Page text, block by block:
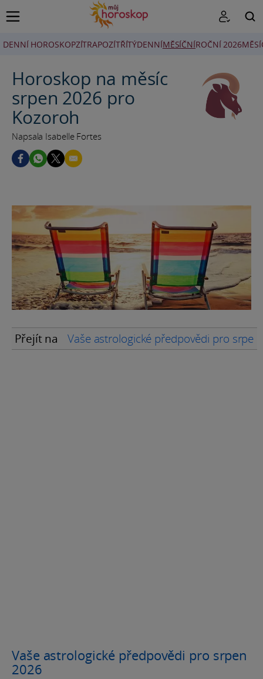
DENNÍ HOROSKOPZÍTRAPOZÍTŘÍTÝDENNÍMĚSÍČNÍROČNÍ 2026
Horoskop na měsíc
srpen 2026 pro
Kozoroh
Napsala Isabelle Fortes
Přejít na Vaše astrologické předpovědi pro
Vaše astrologické předpovědi pro srpen
2026